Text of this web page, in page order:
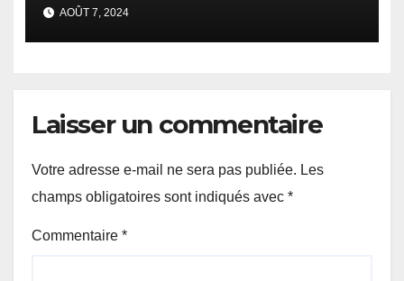
AOÛT 7, 2024
Laisser un commentaire
Votre adresse e-mail ne sera pas publiée. Les
champs obligatoires sont indiqués avec *
Commentaire *